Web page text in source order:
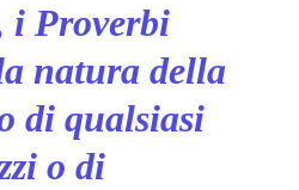
i Proverbi
natura della
di qualsiasi
o di